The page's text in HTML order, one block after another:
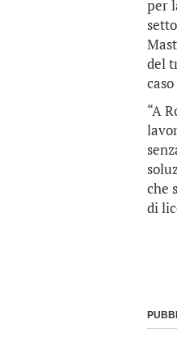
per
del
“A
che
di